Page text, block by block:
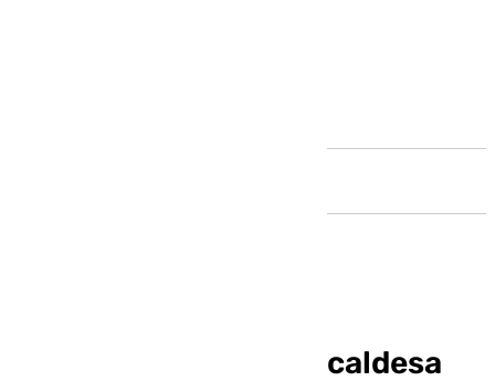
Así es la carta de la alcaldesa